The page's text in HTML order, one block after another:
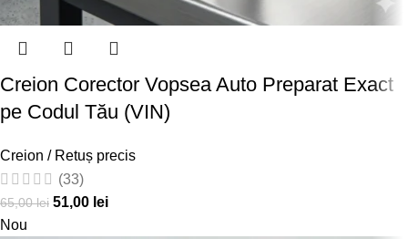
Creion Corector Vopsea Auto Preparat Exact
pe Codul Tău (VIN)
Creion / Retuș precis
(33)
65,00lei 51,00 lei
Nou